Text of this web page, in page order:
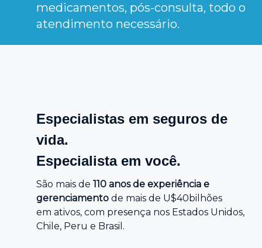
medicamentos, pós-consulta, todo o
atendimento necessário.
Especialistas em seguros de
vida.
Especialista em você.
São mais de 110 anos de experiência e
gerenciamento de mais de U$40bilhões
em ativos, com presença nos Estados Unidos,
Chile, Peru e Brasil.